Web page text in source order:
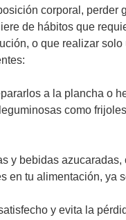
corporal,
de hábitos que
o que realizar
a la plancha o
como
y bebidas
en tu alimentación, ya
y evita la